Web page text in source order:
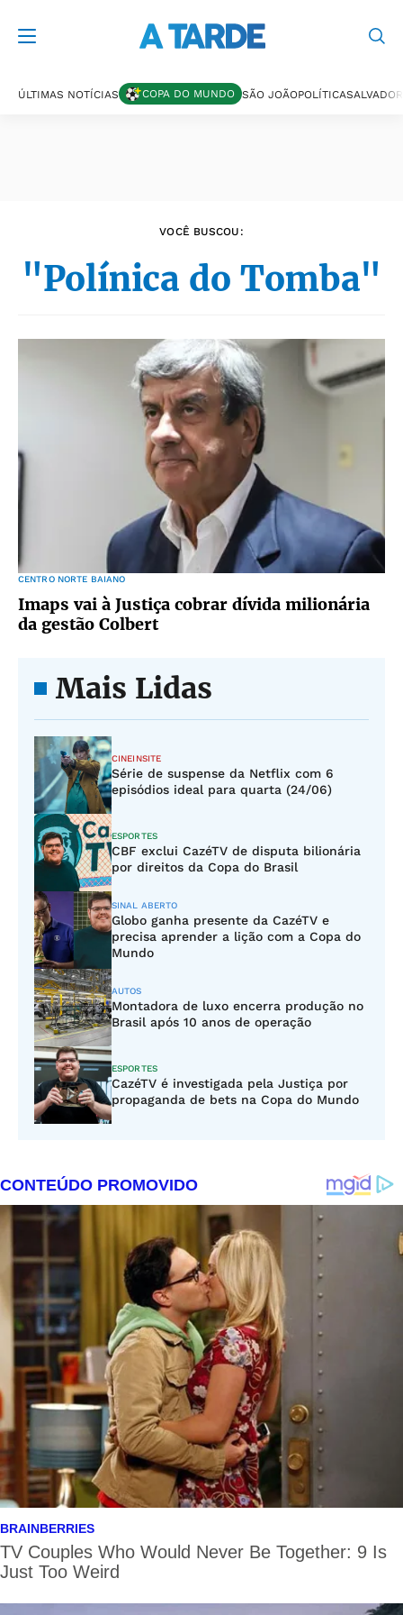
ÚLTIMAS NOTÍCIAS COPA DO MUNDO SÃO JOÃOPOLÍTICASALVADOR
VOCÊ BUSCOU:
"Polínica do Tomba"
CENTRO NORTE BAIANO
Imaps vai à Justiça cobrar dívida milionária
da gestão Colbert
Mais Lidas
CINEINSITE
Série de suspense da Netflix com 6
episódios ideal para quarta (24/06)
ESPORTES
CBF exclui CazéTV de disputa bilionária
por direitos da Copa do Brasil
SINAL ABERTO
Globo ganha presente da CazéTV e
precisa aprender a lição com a Copa do
Mundo
AUTOS
Montadora de luxo encerra produção no
Brasil após 10 anos de operação
ESPORTES
CazéTV é investigada pela Justiça por
propaganda de bets na Copa do Mundo